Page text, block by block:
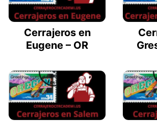
Cerrajeros en
Eugene – OR